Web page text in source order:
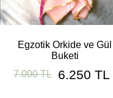
Egzotik Orkide ve Gül
Buketi
7.000 TL
6.250 TL